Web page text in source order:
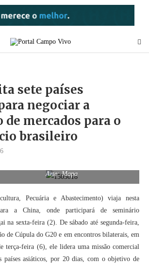
sete países
negociar a
de mercados para o
brasileiro
Arte: Mapa
Pecuária e Abastecimento) viaja nesta
a China, onde participará de seminário
na sexta-feira (2). De sábado até segunda-feira,
de Cúpula do G20 e em encontros bilaterais, em
terça-feira (6), ele lidera uma missão comercial
países asiáticos, por 20 dias, com o objetivo de